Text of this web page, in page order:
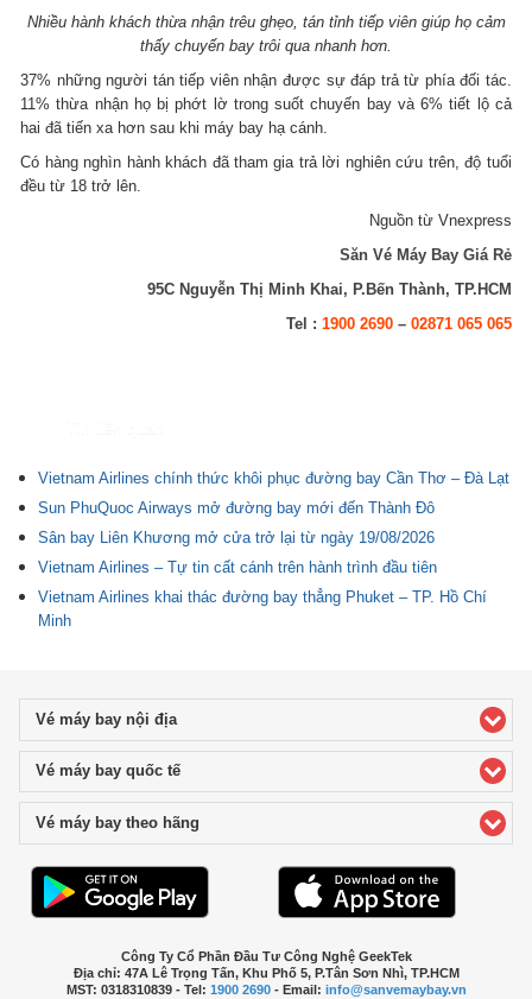
Nhiều hành khách thừa nhận trêu ghẹo, tán tỉnh tiếp viên giúp họ cảm
thấy chuyến bay trôi qua nhanh hơn.
37% những người tán tiếp viên nhận được sự đáp trả từ phía đối tác.
11% thừa nhận họ bị phớt lờ trong suốt chuyến bay và 6% tiết lộ cả
hai đã tiến xa hơn sau khi máy bay hạ cánh.
Có hàng nghìn hành khách đã tham gia trả lời nghiên cứu trên, độ tuổi
đều từ 18 trở lên.
Nguồn từ Vnexpress
Săn Vé Máy Bay Giá Rẻ
95C Nguyễn Thị Minh Khai, P.Bến Thành, TP.HCM
Tel : 1900 2690– 02871 065 065
Vietnam Airlines chính thức khôi phục đường bay Cần Thơ – Đà Lạt
Sun PhuQuoc Airways mở đường bay mới đến Thành Đô
Sân bay Liên Khương mở cửa trở lại từ ngày 19/08/2026
Vietnam Airlines – Tự tin cất cánh trên hành trình đầu tiên
Vietnam Airlines khai thác đường bay thẳng Phuket – TP. Hồ Chí
Minh
Vé máy bay nội địaclick to expand contents
Vé máy bay quốc tếclick to expand contents
Vé máy bay theo hãng
Công Ty Cổ Phần Đầu Tư Công Nghệ GeekTek
Địa chỉ: 47A Lê Trọng Tấn, Khu Phố 5, P.Tân Sơn Nhì, TP.HCM
MST: 0318310839 - Tel: 1900 2690- Email: info@sanvemaybay.vn